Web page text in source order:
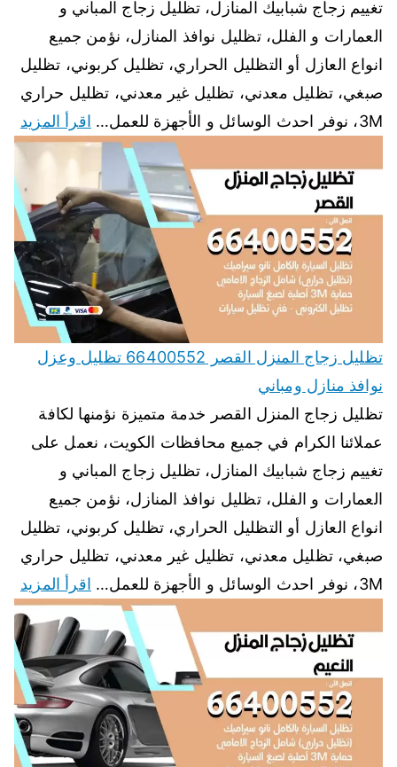
تغييم زجاج شبابيك المنازل، تظليل زجاج المباني و
العمارات و الفلل، تظليل نوافذ المنازل، نؤمن جميع
انواع العازل أو التظليل الحراري، تظليل كربوني، تظليل
صبغي، تظليل معدني، تظليل غير معدني، تظليل حراري
3M، نوفر احدث الوسائل و الأجهزة للعمل…
اقرأ المزيد
تظليل زجاج المنزل القصر 66400552 تظليل وعزل
نوافذ منازل ومباني
تظليل زجاج المنزل القصر خدمة متميزة نؤمنها لكافة
عملائنا الكرام في جميع محافظات الكويت، نعمل على
تغييم زجاج شبابيك المنازل، تظليل زجاج المباني و
العمارات و الفلل، تظليل نوافذ المنازل، نؤمن جميع
انواع العازل أو التظليل الحراري، تظليل كربوني، تظليل
صبغي، تظليل معدني، تظليل غير معدني، تظليل حراري
3M، نوفر احدث الوسائل و الأجهزة للعمل…
اقرأ المزيد